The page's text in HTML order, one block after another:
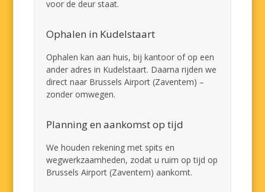
voor de deur staat.
Ophalen in Kudelstaart
Ophalen kan aan huis, bij kantoor of op een
ander adres in Kudelstaart. Daarna rijden we
direct naar Brussels Airport (Zaventem) –
zonder omwegen.
Planning en aankomst op tijd
We houden rekening met spits en
wegwerkzaamheden, zodat u ruim op tijd op
Brussels Airport (Zaventem) aankomt.